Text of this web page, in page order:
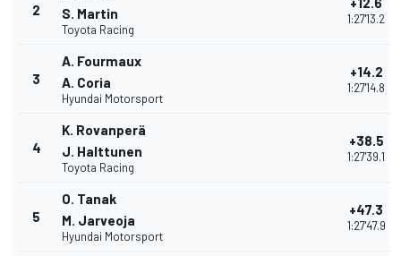
2
S. Martin
Toyota Racing
1:27'13.2
3
A. Fourmaux
A. Coria
Hyundai Motorsport
+14.2
1:27'14.8
4
K. Rovanperä
J. Halttunen
Toyota Racing
+38.5
1:27'39.1
5
O. Tanak
M. Jarveoja
Hyundai Motorsport
+47.3
1:27'47.9